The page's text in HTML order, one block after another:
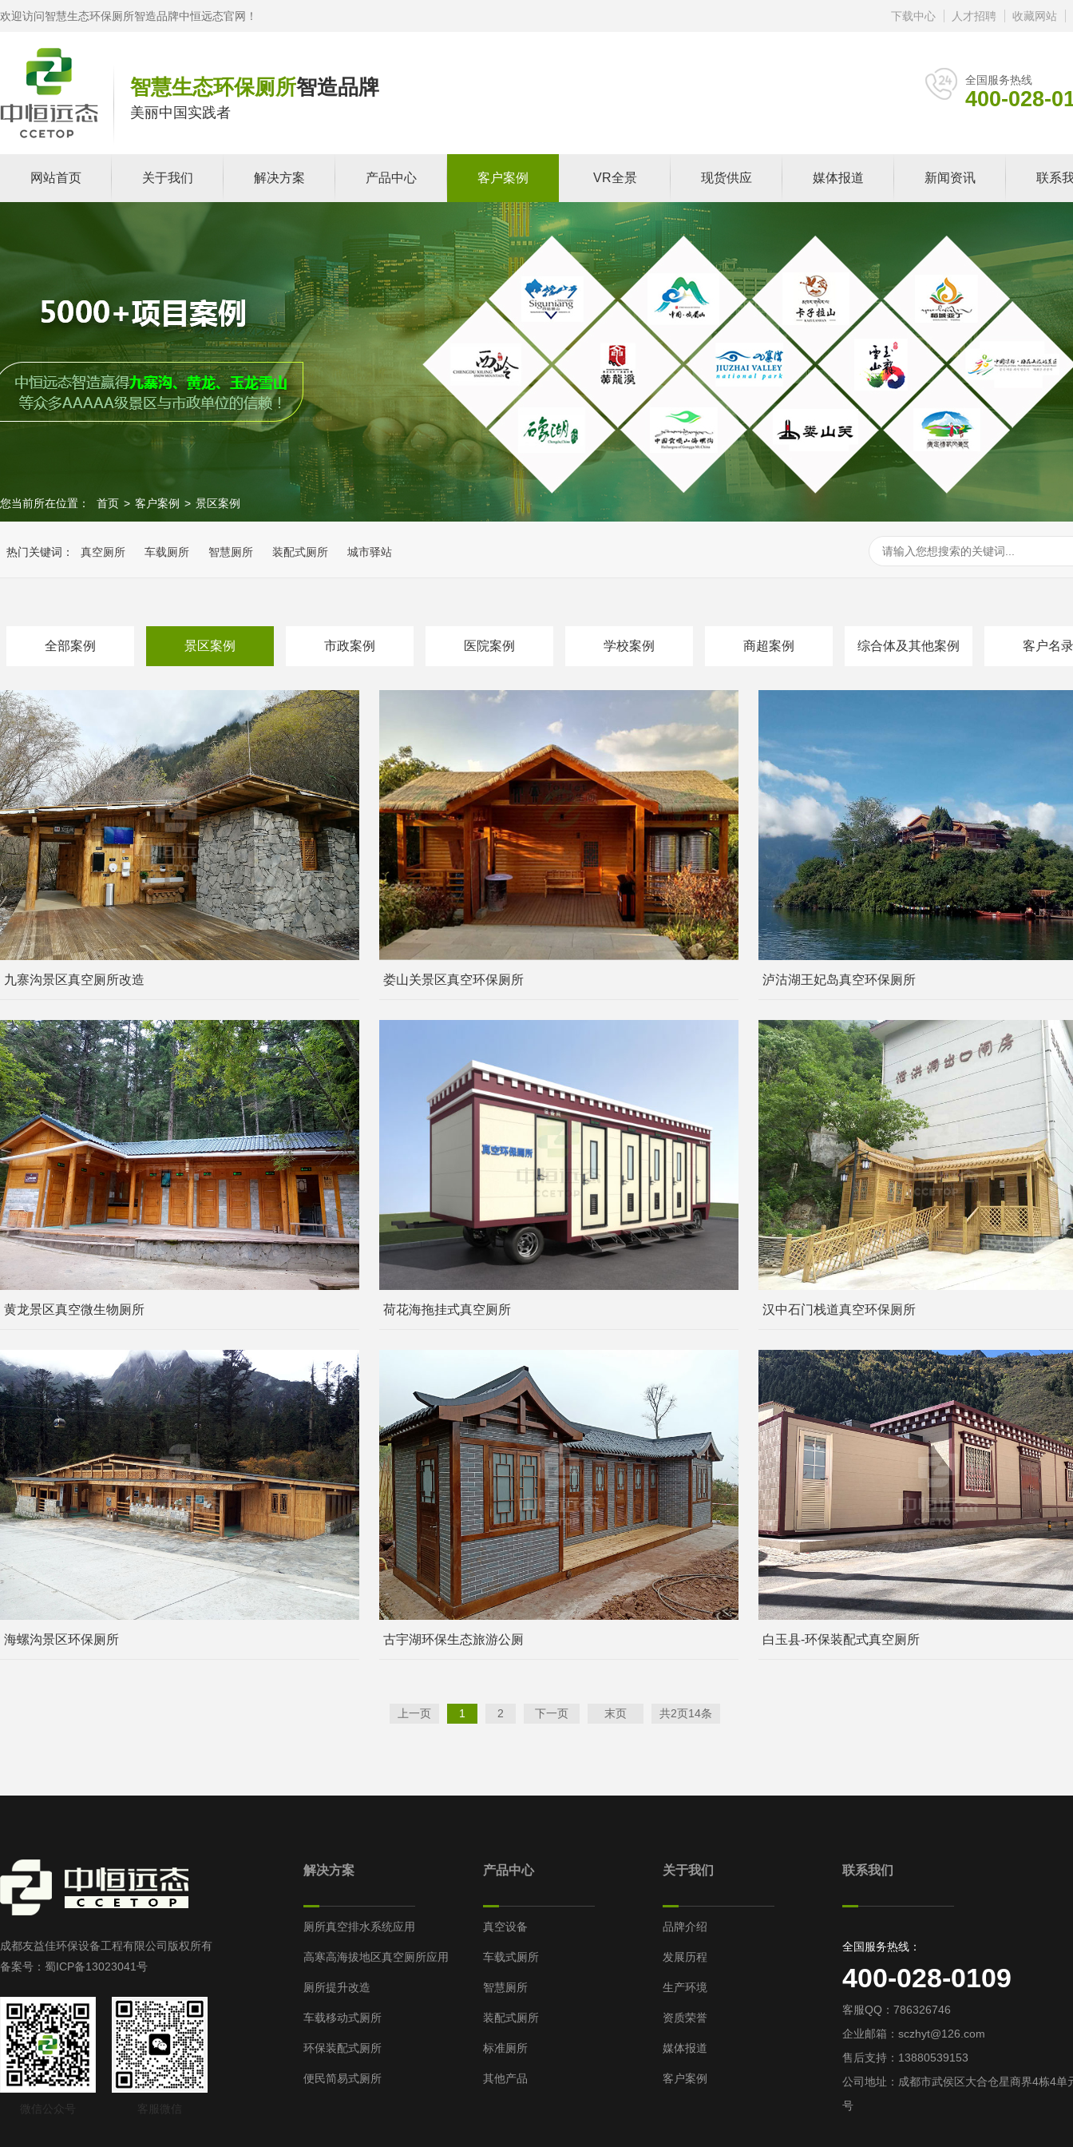
欢迎访问智慧生态环保厕所智造品牌中恒远态官网！ 下载中心 人才招聘 收藏网站
智慧生态环保厕所智造品牌
美丽中国实践者
全国服务热线
400-028-
网站首页 关于我们 解决方案 产品中心 客户案例 VR全景 现货供应 媒体报道 新闻资讯 联系
您当前所在位置： 首页 > 客户案例 > 景区案例
热门关键词： 真空厕所 车载厕所 智慧厕所 装配式厕所 城市驿站
全部案例 景区案例 市政案例 医院案例 学校案例 商超案例 综合体及其他案例 客户名录
九寨沟景区真空厕所改造 娄山关景区真空环保厕所 泸沽湖王妃岛真空环保厕所
黄龙景区真空微生物厕所 荷花海拖挂式真空厕所 汉中石门栈道真空环保厕所
海螺沟景区环保厕所 古宇湖环保生态旅游公厕 白玉县-环保装配式真空厕所
上一页 1 2 下一页 末页 共2页14条
成都友益佳环保设备工程有限公司版权所有
备案号： 蜀ICP备13023041号
微信公众号 客服微信
解决方案
厕所真空排水系统应用
高寒高海拔地区真空厕所应用
厕所提升改造
车载移动式厕所
环保装配式厕所
便民简易式厕所
产品中心
真空设备
车载式厕所
智慧厕所
装配式厕所
标准厕所
其他产品
关于我们
品牌介绍
发展历程
生产环境
资质荣誉
媒体报道
客户案例
联系我们
全国服务热线：
400-028-0109
客服QQ：786326746
企业邮箱：sczhyt@126.com
售后支持：13880539153
公司地址：成都市武侯区大合仓星商界4栋4单
号